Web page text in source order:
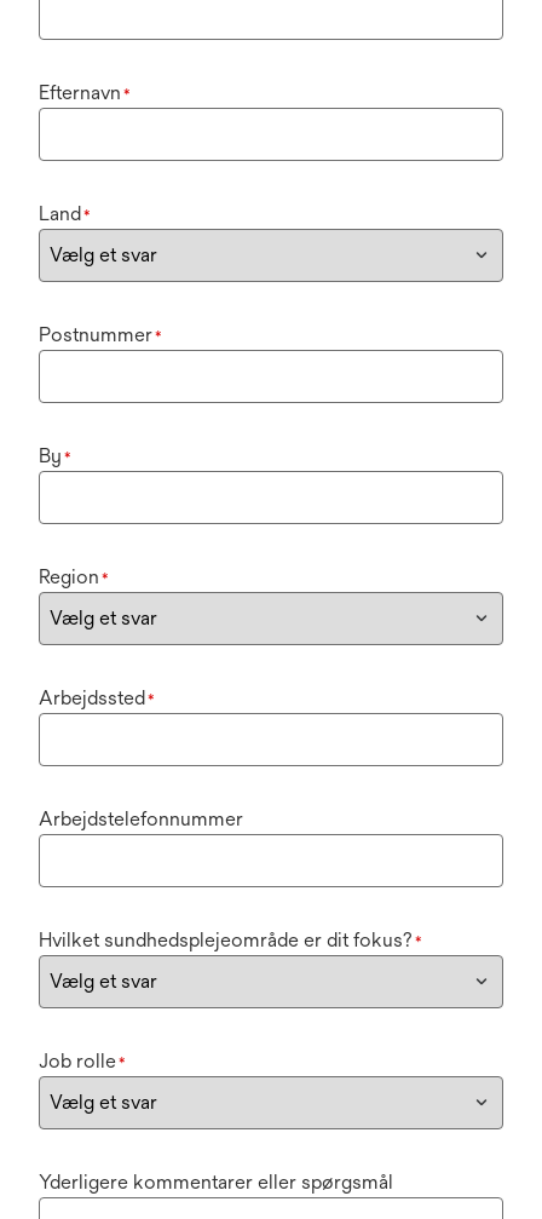
Efternavn *
Land*
Postnummer*
By *
Region *
Arbejdssted*
Arbejdstelefonnummer
Hvilket sundhedsplejeområde er dit fokus? *
Job rolle*
Yderligere kommentarer eller spørgsmål